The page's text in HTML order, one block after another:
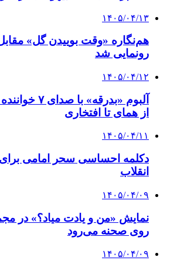
۱۴۰۵/۰۴/۱۳
هم‌نگاره «وقت بوییدن گل»
رونمایی شد
۱۴۰۵/۰۴/۱۲
آلبوم
از همای تا افتخاری
۱۴۰۵/۰۴/۱۱
دکلمه‌ احساسی سحر امامی
انقلاب
۱۴۰۵/۰۴/۰۹
نمایش «من و یادت میاد؟» در
روی صحنه می‌رود
۱۴۰۵/۰۴/۰۹